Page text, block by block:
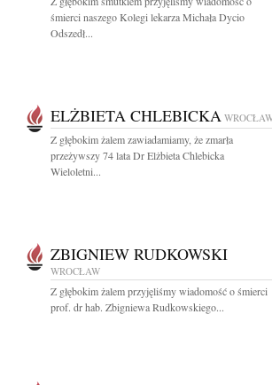
śmierci naszego Kolegi lekarza Michała Dycio
Odszedł...
ELŻBIETA CHLEBICKA
Z głębokim żalem zawiadamiamy, że zmarła
przeżywszy 74 lata Dr Elżbieta Chlebicka
Wieloletni...
ZBIGNIEW RUDKOWSKI
WROCŁAW
Z głębokim żalem przyjęliśmy wiadomość o śmierci
prof. dr hab. Zbigniewa Rudkowskiego...